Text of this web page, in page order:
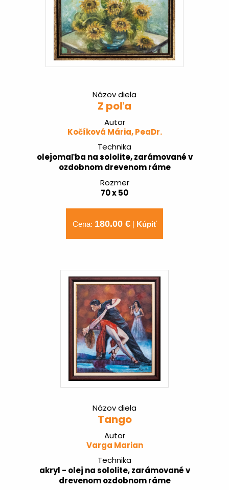
Názov diela
Z poľa
Autor
Kočíková Mária, PeaDr.
Technika
olejomaľba na sololite, zarámované v
ozdobnom drevenom ráme
Rozmer
70 x 50
Cena: 180.00 €| Kúpiť
Názov diela
Tango
Autor
Varga Marian
Technika
akryl - olej na sololite, zarámované v
drevenom ozdobnom ráme